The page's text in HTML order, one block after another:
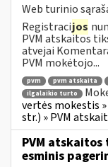
Web turinio
Registracijos
PVM atskaitos
atvejai
PVM mokėtojo...
pvm pvm atskaita
ilgalaikio turto
vertės mokestis
str.) » PVM
PVM
esminis